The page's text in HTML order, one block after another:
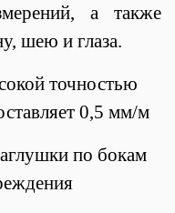
а также
шею и глаза.
точностью
0,5 мм/м
по бокам